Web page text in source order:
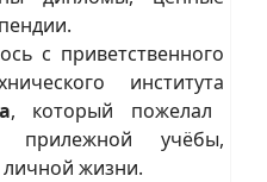
с приветственного
института
, который пожелал
прилежной учёбы,
личной жизни.